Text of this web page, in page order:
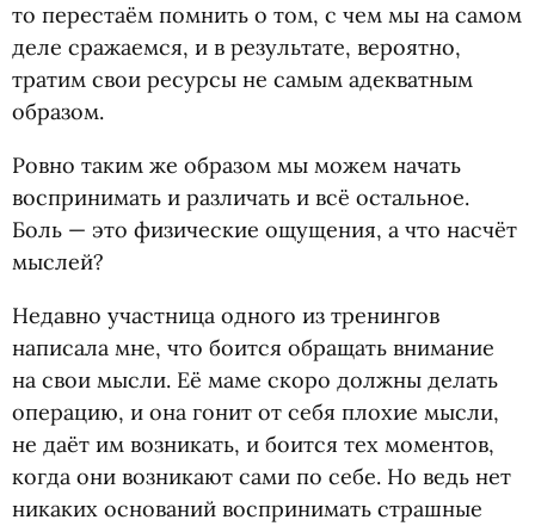
то перестаём помнить о том, с чем мы на самом
деле сражаемся, и в результате, вероятно,
тратим свои ресурсы не самым адекватным
образом.
Ровно таким же образом мы можем начать
воспринимать и различать и всё остальное.
Боль — это физические ощущения, а что насчёт
мыслей?
Недавно участница одного из тренингов
написала мне, что боится обращать внимание
на свои мысли. Её маме скоро должны делать
операцию, и она гонит от себя плохие мысли,
не даёт им возникать, и боится тех моментов,
когда они возникают сами по себе. Но ведь нет
никаких оснований воспринимать страшные